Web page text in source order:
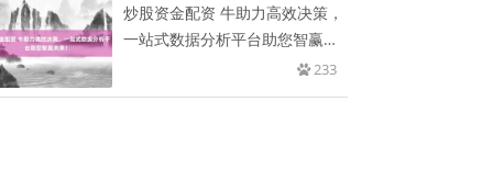
炒股资金配资 牛助力高效决策，
一站式数据分析平台助您智赢未
233